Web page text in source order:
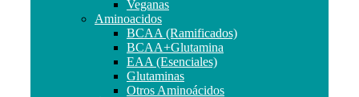
Veganas
Aminoacidos
BCAA (Ramificados)
BCAA+Glutamina
EAA (Esenciales)
Glutaminas
Otros Aminoácidos